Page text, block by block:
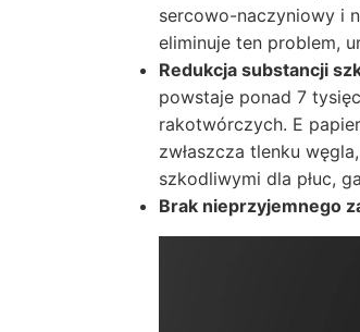
sercowo-naczyniowy i
eliminuje ten problem,
Redukcja substancji
powstaje ponad 7
rakotwórczych. E
zwłaszcza tlenku
szkodliwymi dla płuc,
Brak nieprzyjemnego